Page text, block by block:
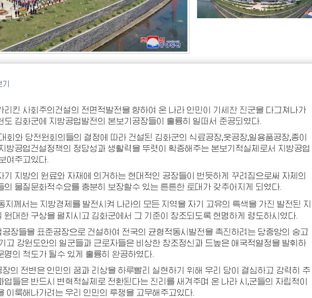
리킨 사회주의건설의 전면적발전을 향하여 온 나라 인민이 기세찬 진군을 다그쳐나가
도 김화군에 지방공업발전의 본보기공장들이 훌륭히 일떠서 준공되였다.
회와 당전원회의들의 결정에 따라 건설된 김화군의 식료공장,옷공장,일용품공장,종이
방공업건설정책의 정당성과 생활력을 뚜렷이 확증해주는 본보기적실체로서 지방공업
여주고있다.
기 지방의 원료와 자재에 의거하는 현대적인 공장들이 번듯하게 꾸려짐으로써 자체의
의 물질문화적수요를 충분히 보장할수 있는 튼튼한 토대가 갖추어지게 되였다.
지 께서는 지방경제를 발전시켜 나라의 모든 지역을 자기 고유의 특색을 가진 발전된 지
원대한 구상을 펼치시고 김화군에서 그 기준이 창조되도록 현명하게 령도하시였다.
장들을 표준공장으로 건설하여 전국의 균형적동시발전을 촉진하려는 당중앙의 숭고
고 강원도안의 일군들과 근로자들은 비상한 창조정신과 드높은 애국적열정을 발휘하
명의 척도가 될수 있게 훌륭히 완공하였다.
의 전변은 인민의 꿈과 리상을 하루빨리 실현하기 위해 우리 당이 결심하고 강력히 추
업들은 반드시 변혁적실체로 전환된다는 진리를 새겨주며 온 나라 시,군들의 자립적이
이룩해나가려는 우리 인민의 투쟁을 고무해주고있다.